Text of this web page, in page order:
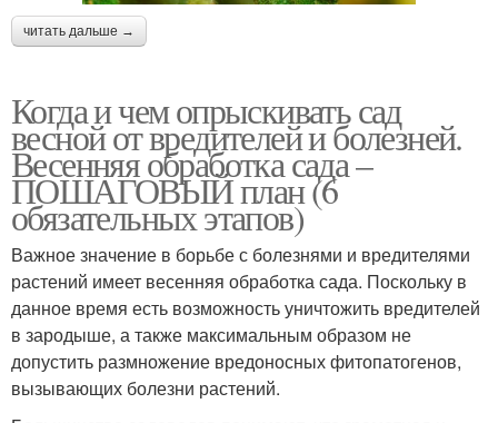
читать дальше →
Когда и чем опрыскивать сад
весной от вредителей и болезней.
Весенняя обработка сада –
ПОШАГОВЫЙ план (6
обязательных этапов)
Важное значение в борьбе с болезнями и вредителями
растений имеет весенняя обработка сада. Поскольку в
данное время есть возможность уничтожить вредителей
в зародыше, а также максимальным образом не
допустить размножение вредоносных фитопатогенов,
вызывающих болезни растений.